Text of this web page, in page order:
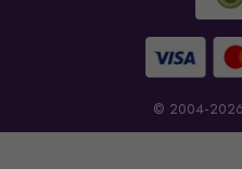
© 2004-2026